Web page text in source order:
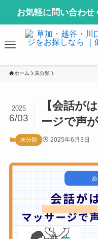
お気軽に問い合わ
ホーム 未分類
【会話が
ージで声
2025
6/03
未分類 2025年6月3日